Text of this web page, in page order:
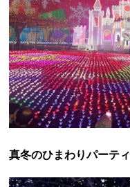
真冬のひまわりパーティ